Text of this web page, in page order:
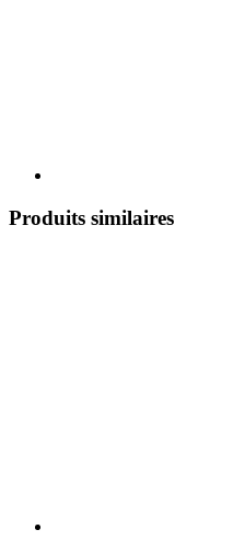
Produits similaires